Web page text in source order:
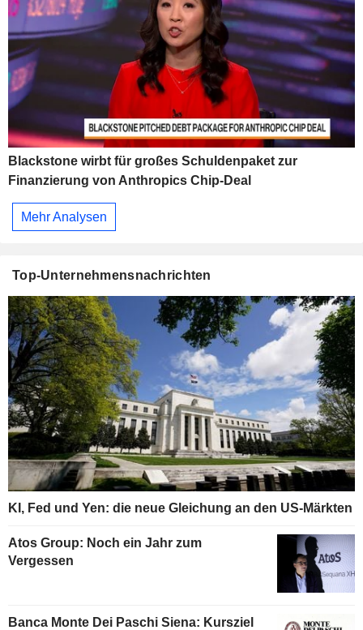
Blackstone wirbt für großes Schuldenpaket zur
Finanzierung von Anthropics Chip-Deal
Mehr Analysen
Top-Unternehmensnachrichten
KI, Fed und Yen: die neue Gleichung an den US-Märkten
Atos Group: Noch ein Jahr zum
Vergessen
Banca Monte Dei Paschi Siena: Kursziel